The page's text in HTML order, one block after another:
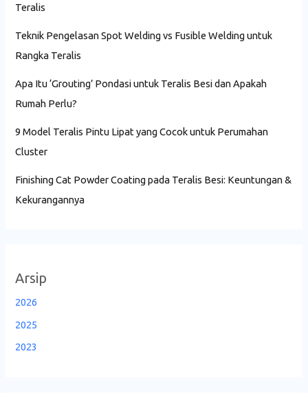
Teralis
Teknik Pengelasan Spot Welding vs Fusible Welding untuk
Rangka Teralis
Apa Itu ‘Grouting’ Pondasi untuk Teralis Besi dan Apakah
Rumah Perlu?
9 Model Teralis Pintu Lipat yang Cocok untuk Perumahan
Cluster
Finishing Cat Powder Coating pada Teralis Besi: Keuntungan &
Kekurangannya
Arsip
2026
2025
2023